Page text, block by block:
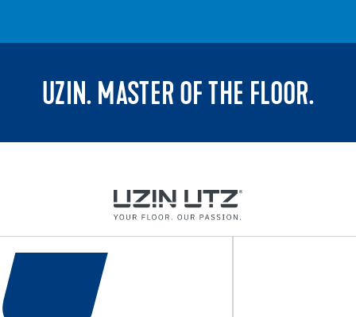
UZIN. MASTER OF THE FLOOR.